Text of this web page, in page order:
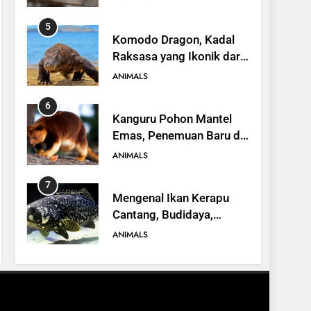
5
Komodo Dragon, Kadal
Raksasa yang Ikonik dari
Indonesia
ANIMALS
6
Kanguru Pohon Mantel
Emas, Penemuan Baru di
Dunia Satwa
ANIMALS
7
Mengenal Ikan Kerapu
Cantang, Budidaya,
Keunggulan, dan Potensi
ANIMALS
8
16 Fakta Menarik tentang